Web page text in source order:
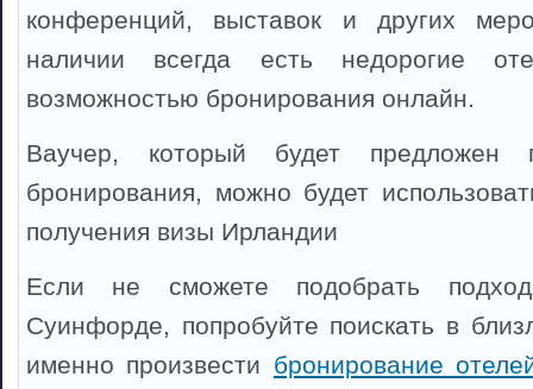
конференций, выставок и других
наличии всегда есть недорогие
возможностью бронирования онлайн.
Ваучер, который будет предложен
бронирования, можно будет
получения визы Ирландии
Если не сможете подобрать
Суинфорде, попробуйте поискать в
именно произвести бронирование